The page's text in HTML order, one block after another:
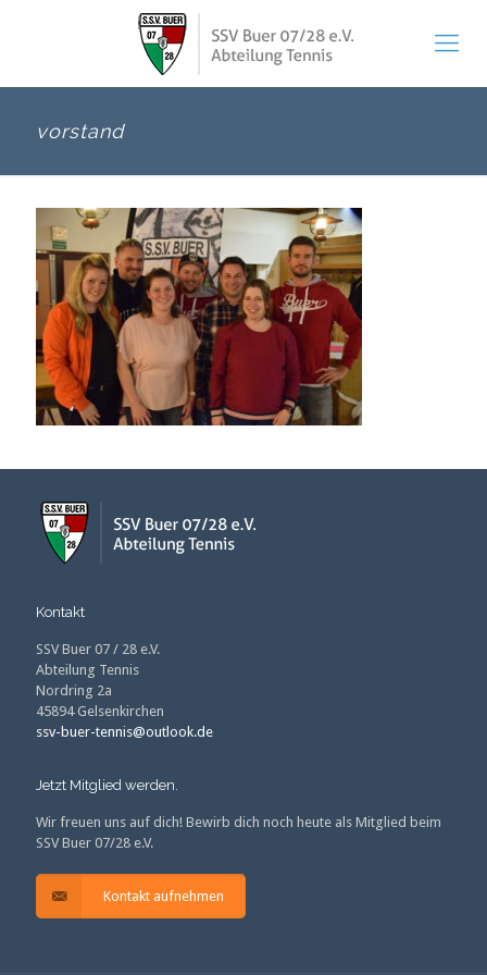
vorstand
Kontakt
SSV Buer 07 / 28 e.V.
Abteilung Tennis
Nordring 2a
45894 Gelsenkirchen
ssv-buer-tennis@outlook.de
Jetzt Mitglied werden.
Wir freuen uns auf dich! Bewirb dich noch heute als Mitglied beim
SSV Buer 07/28 e.V.
Kontakt aufnehmen